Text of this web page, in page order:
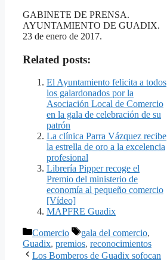
GABINETE DE PRENSA.
AYUNTAMIENTO DE GUADIX.
23 de enero de 2017.
Related posts:
El Ayuntamiento felicita a todos
los galardonados por la
Asociación Local de Comercio
en la gala de celebración de su
patrón
La clínica Parra Vázquez recibe
la estrella de oro a la excelencia
profesional
Librería Pipper recoge el
Premio del ministerio de
economía al pequeño comercio
[Vídeo]
MAPFRE Guadix
Categorías
Comercio Etiquetas
gala del comercio,
Guadix, premios, reconocimientos
Los Bomberos de Guadix sofocan